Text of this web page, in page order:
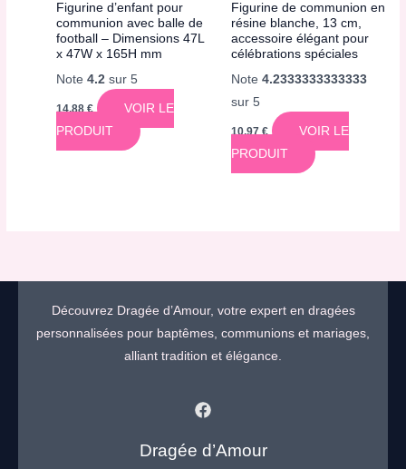
Figurine d’enfant pour
communion avec balle de
football – Dimensions 47L
x 47W x 165H mm
Note4.2 sur 5
14,88€
VOIR LE
PRODUIT
Figurine de communion en
résine blanche, 13 cm,
accessoire élégant pour
célébrations spéciales
Note 4.2333333333333
sur 5
10,97€
VOIR LE
PRODUIT
Découvrez Dragée d’Amour, votre expert en dragées
personnalisées pour baptêmes, communions et mariages,
alliant tradition et élégance.
Dragée d’Amour